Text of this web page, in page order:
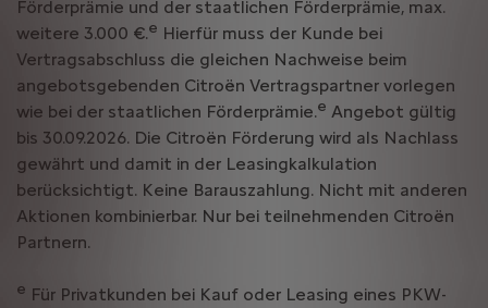
Förderprämie und der staatlichen Förderprämie, max.
weitere 3.000 €.e Hierfür muss der Kunde bei
Vertragsabschluss die gleichen Nachweise beim
angebotsgebenden Citroën Vertragspartner vorlegen
wie bei der staatlichen Förderprämie.e Angebot gültig
bis 30.09.2026. Die Citroën Förderung wird als Nachlass
gewährt und damit in der Leasingkalkulation
berücksichtigt. Keine Barauszahlung. Nicht mit anderen
Aktionen kombinierbar. Nur bei teilnehmenden Citroën
Partnern.
e Für Privatkunden bei Kauf oder Leasing eines PKW-